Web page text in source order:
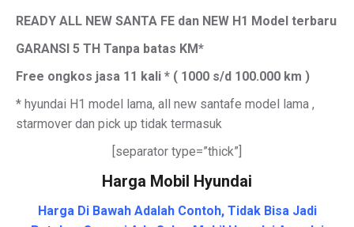
READY ALL NEW SANTA FE dan NEW H1 Model terbaru
GARANSI 5 TH Tanpa batas KM*
Free ongkos jasa 11 kali * ( 1000 s/d 100.000 km )
* hyundai H1 model lama, all new santafe model lama ,
starmover dan pick up tidak termasuk
[separator type=”thick”]
Harga Mobil Hyundai
Harga Di Bawah Adalah Contoh, Tidak Bisa Jadi